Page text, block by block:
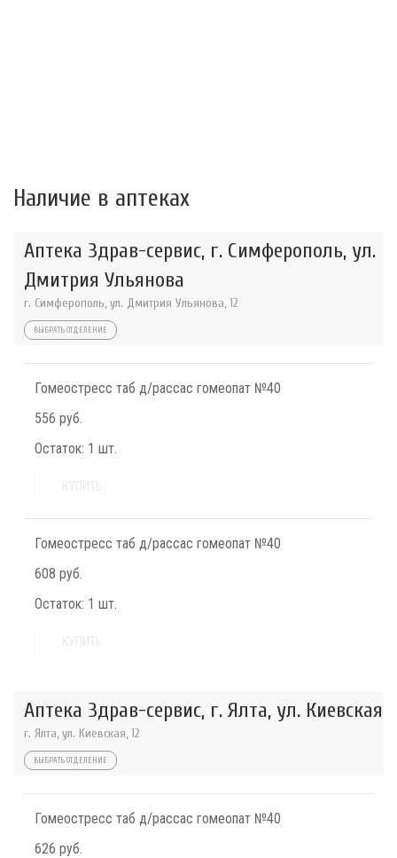
Наличие в аптеках
Аптека Здрав-сервис, г. Симферополь, ул.
Дмитрия Ульянова
г. Симферополь, ул. Дмитрия Ульянова, 12
ВЫБРАТЬ ОТДЕЛЕНИЕ
Гомеостресс таб д/рассас гомеопат №40
556 руб.
Остаток: 1 шт.
Гомеостресс таб д/рассас гомеопат №40
608 руб.
Остаток: 1 шт.
Аптека Здрав-сервис, г. Ялта, ул. Киевская
г. Ялта, ул. Киевская, 12
ВЫБРАТЬ ОТДЕЛЕНИЕ
Гомеостресс таб д/рассас гомеопат №40
626 руб.